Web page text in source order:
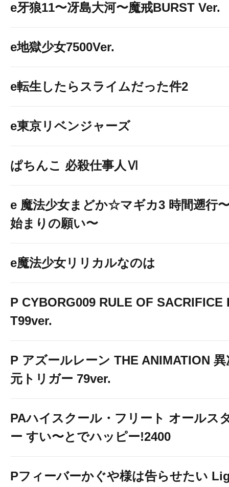
e牙狼11〜冴島大河〜魔戒BURST Ver.
e地獄少女7500Ver.
e転生したらスライムだった件2
e東京リベンジャーズ
ぱちんこ 必殺仕事人Ⅵ
e 魔法少女まどか☆マギカ3 時間遡行
始まりの願い〜
e魔法少女リリカルなのは
P CYBORG009 RULE OF SACRIFICE
T99ver.
P アズールレーン THE ANIMATION 異
元トリガー 79ver.
PAハイスクール・フリート オールス
ー すい〜とでハッピー!2400
Pフィーバーかぐや様は告らせたい